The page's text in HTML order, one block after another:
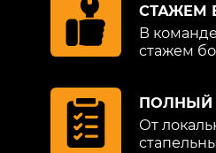
СТАЖЕМ
В
стажем
ПОЛНЫЙ
От